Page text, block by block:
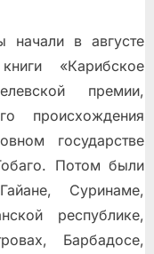
в августe
«Карибское
премии,
происхождения
государстве
Потом были
Суринаме,
республике,
Барбадосе,